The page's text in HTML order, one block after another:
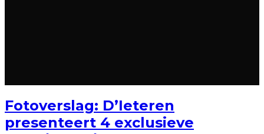
Fotoverslag: D’Ieteren
presenteert 4 exclusieve